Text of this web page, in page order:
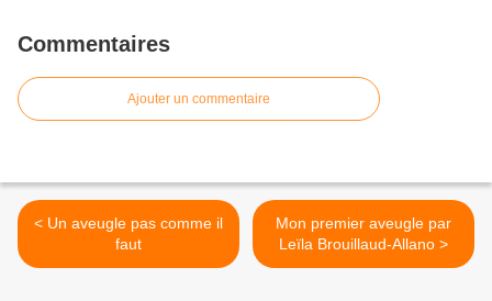
Commentaires
Ajouter un commentaire
< Un aveugle pas comme il
faut
Mon premier aveugle par
Leïla Brouillaud-Allano >